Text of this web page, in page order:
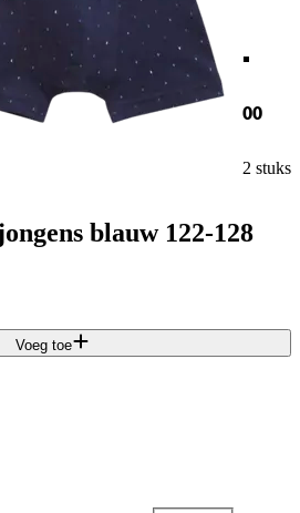
.
00
2 stuks
blauw 122-128
Voeg toe